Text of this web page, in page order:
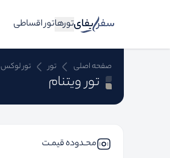
تورهاتور اقساطی
صفحه اصلی تور تور لوکس
تور ویتنام
محـدوده قیمـت